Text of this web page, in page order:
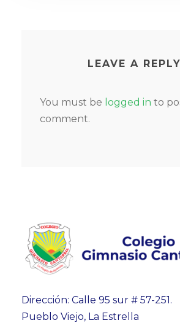
LEAVE A REPLY
You must be logged in to
comment.
Dirección: Calle 95 sur # 57-251.
Pueblo Viejo, La Estrella